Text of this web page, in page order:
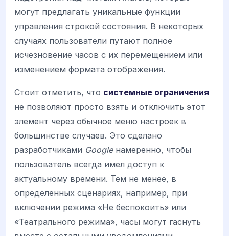
могут предлагать уникальные функции
управления строкой состояния. В некоторых
случаях пользователи путают полное
исчезновение часов с их перемещением или
изменением формата отображения.
Стоит отметить, что системные ограничения
не позволяют просто взять и отключить этот
элемент через обычное меню настроек в
большинстве случаев. Это сделано
разработчиками Googleнамеренно, чтобы
пользователь всегда имел доступ к
актуальному времени. Тем не менее, в
определенных сценариях, например, при
включении режима «Не беспокоить» или
«Театрального режима», часы могут гаснуть